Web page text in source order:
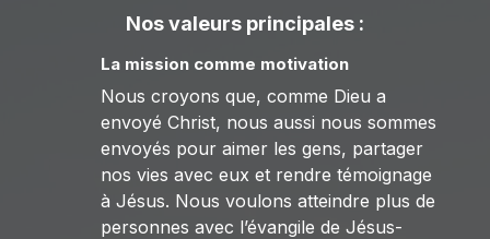
Nos valeurs principales :
La mission comme motivation
Nous croyons que, comme Dieu a
envoyé Christ, nous aussi nous sommes
envoyés pour aimer les gens, partager
nos vies avec eux et rendre témoignage
à Jésus. Nous voulons atteindre plus de
personnes avec l’évangile de Jésus-